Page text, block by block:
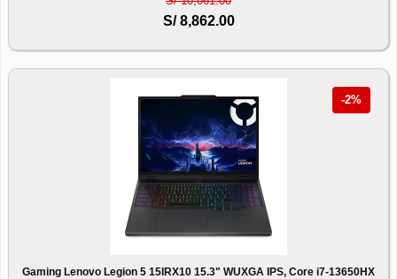
S/ 8,862.00
-2%
Gaming Lenovo Legion 5 15IRX10 15.3" WUXGA IPS, Core i7-13650HX